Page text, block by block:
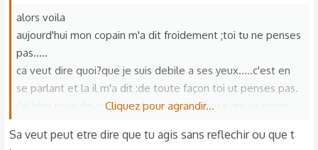
o
n
s
alors voila
aujourd'hui mon copain m'a dit froidement ;toi tu ne penses
pas.....
ca veut dire quoi?que je suis debile a ses yeux.....c'est en
se parlant et la il m'a dit :de toute façon toi ut penses pas.
j'ai bien peur de comprendre quelque chose qui va poser
merci
Cliquez pour agrandir...
Sa veut peut etre dire que tu agis sans reflechir ou que t